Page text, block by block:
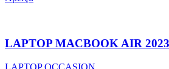
LAPTOP OCCASION